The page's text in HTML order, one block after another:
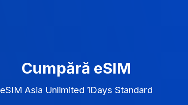
Cumpără eSIM
eSIM Asia Unlimited 1Days Standard